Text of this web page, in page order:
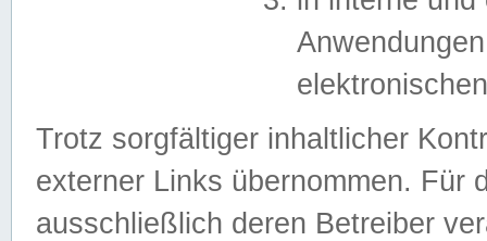
Trotz sorgfältiger inhaltlicher
externer Links übernommen. Für
ausschließlich deren Betreiber